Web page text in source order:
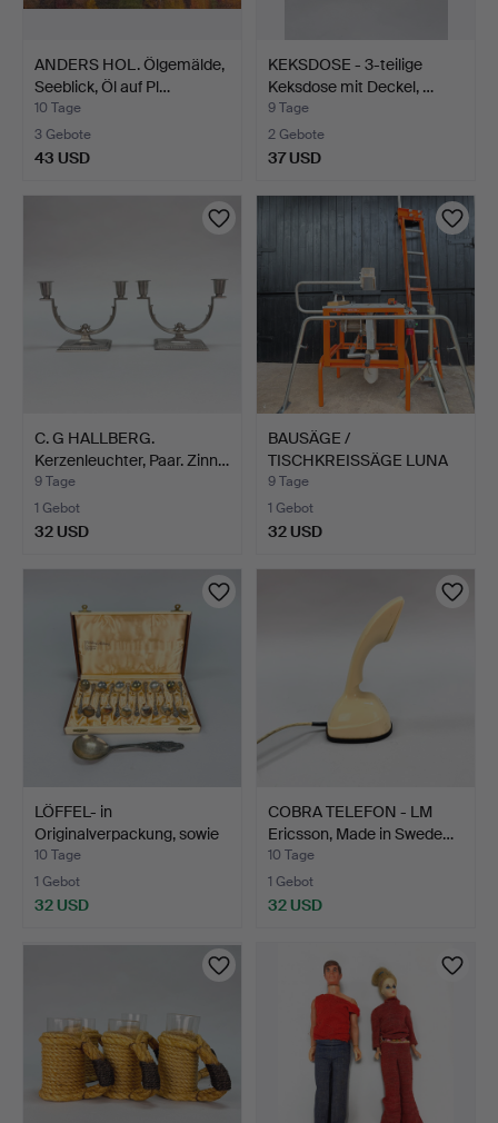
ANDERS HOL. Ölgemälde,
Seeblick, Öl auf Pl…
10 Tage
3 Gebote
43 USD
KEKSDOSE - 3-teilige
Keksdose mit Deckel, …
9 Tage
2 Gebote
37 USD
C. G HALLBERG.
Kerzenleuchter, Paar. Zinn…
9 Tage
1 Gebot
32 USD
BAUSÄGE /
TISCHKREISSÄGE LUNA
perfect 803 …
9 Tage
1 Gebot
32 USD
LÖFFEL- in
Originalverpackung, sowie
ein g…
10 Tage
1 Gebot
32 USD
COBRA TELEFON - LM
Ericsson, Made in Swede…
10 Tage
1 Gebot
32 USD